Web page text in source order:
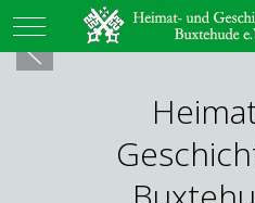
Mobile Menu Toggle